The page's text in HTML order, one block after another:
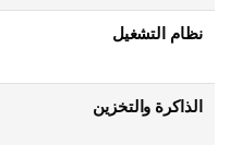
نظام التشغيل
الذاكرة والتخزين